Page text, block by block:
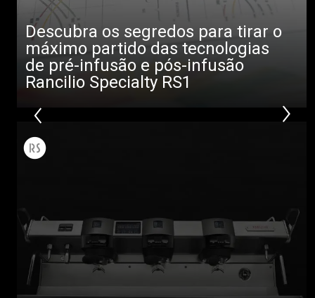
Descubra os segredos para tirar o
máximo partido das tecnologias
de pré-infusão e pós-infusão
Rancilio Specialty RS1
Todos
Notícias
Descarregar